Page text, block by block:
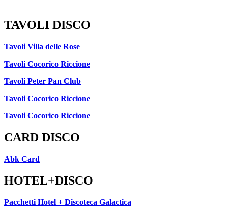
TAVOLI DISCO
Tavoli Villa delle Rose
Tavoli Cocorico Riccione
Tavoli Peter Pan Club
Tavoli Cocorico Riccione
Tavoli Cocorico Riccione
CARD DISCO
Abk Card
HOTEL+DISCO
Pacchetti Hotel + Discoteca Galactica